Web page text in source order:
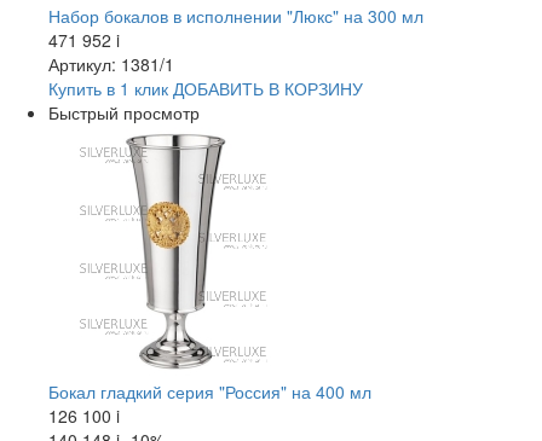
Набор бокалов в исполнении "Люкс" на 300 мл
471 952 i
Артикул: 1381/1
Купить в 1 клик ДОБАВИТЬ В КОРЗИНУ
Быстрый просмотр
Бокал гладкий серия "Россия" на 400 мл
126 100 i